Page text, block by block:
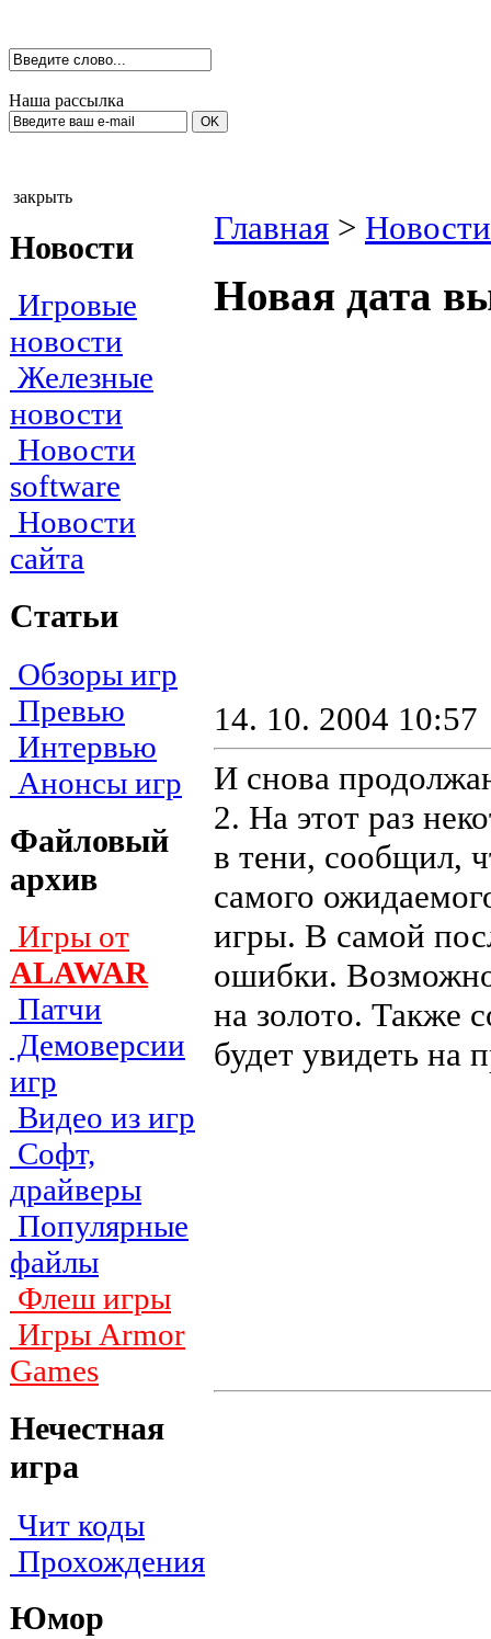
Наша рассылка
закрыть
Новости
Игровые
новости
Железные
новости
Новости
software
Новости
сайта
Статьи
Обзоры игр
Превью
Интервью
Анонсы игр
Файловый
архив
Игры от
ALAWAR
Патчи
Демоверсии
игр
Видео из игр
Софт,
драйверы
Популярные
файлы
Флеш игры
Игры Armor
Games
Нечестная
игра
Чит коды
Прохождения
Юмор
Главная >
Новая дата
14. 10. 2004 10:57
И снова
2. На этот раз
в тени, сообщил,
самого
игры. В самой
ошибки.
на золото. Также
будет увидеть на